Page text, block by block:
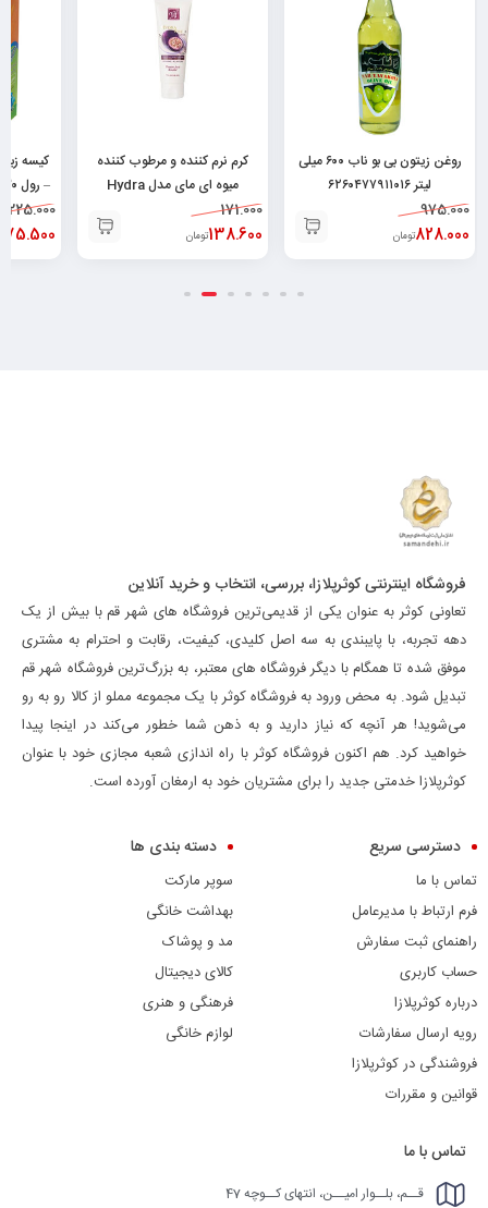
روغن زیتون بی بو ناب ۶۰۰ میلی
لیتر ۶۲۶۰۴۷۷۹۱۱۰۱۶
975.000
828.000تومان
کرم نرم کننده و مرطوب کننده
میوه ای مای مدل Hydra
لیتر۶۲۶۰۴۸۲۵۲۱۳۷۸
171.000
138.600تومان
– رول ۳۰ عددی ۶۲۶۰۰۱۰۵۱۱۹۸۷
225.000
فروشگاه اینترنتی کوثرپلازا، بررسی، انتخاب و خرید آنلاین
تعاونی کوثر به عنوان یکی از قدیمی‌ترین فروشگاه های شهر قم با بیش از یک
دهه تجربه، با پایبندی به سه اصل کلیدی، کیفیت، رقابت و احترام به مشتری
موفق شده تا همگام با دیگر فروشگاه های معتبر، به بزرگ‌ترین فروشگاه شهر قم
تبدیل شود. به محض ورود به فروشگاه کوثر با یک مجموعه مملو از کالا رو به رو
می‌شوید! هر آنچه که نیاز دارید و به ذهن شما خطور می‌کند در اینجا پیدا
خواهید کرد. هم اکنون فروشگاه کوثر با راه اندازی شعبه مجازی خود با عنوان
کوثرپلازا خدمتی جدید را برای مشتریان خود به ارمغان آورده است.
دسترسی سریع
تماس با ما
فرم ارتباط با مدیرعامل
راهنمای ثبت سفارش
حساب کاربری
درباره کوثرپلازا
رویه ارسال سفارشات
فروشندگی در کوثرپلازا
قوانین و مقررات
دسته بندی ها
سوپر مارکت
بهداشت خانگی
مد و پوشاک
کالای دیجیتال
فرهنگی و هنری
لوازم خانگی
تماس با ما
قــم، بلــوار امیــن، انتهای کــوچه 47